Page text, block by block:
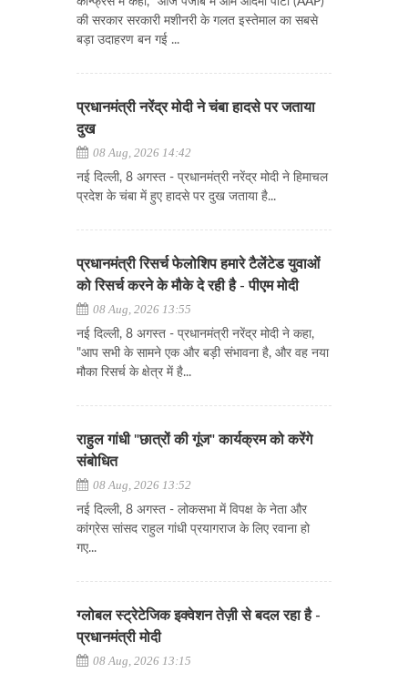
की सरकार सरकारी मशीनरी के गलत इस्तेमाल का सबसे
बड़ा उदाहरण बन गई ...
प्रधानमंत्री नरेंद्र मोदी ने चंबा हादसे पर जताया
दुख
08 Aug, 2026 14:42
नई दिल्ली, 8 अगस्त - प्रधानमंत्री नरेंद्र मोदी ने हिमाचल
प्रदेश के चंबा में हुए हादसे पर दुख जताया है...
प्रधानमंत्री रिसर्च फेलोशिप हमारे टैलेंटेड युवाओं
को रिसर्च करने के मौके दे रही है - पीएम मोदी
08 Aug, 2026 13:55
नई दिल्ली, 8 अगस्त - प्रधानमंत्री नरेंद्र मोदी ने कहा,
"आप सभी के सामने एक और बड़ी संभावना है, और वह नया
मौका रिसर्च के क्षेत्र में है...
राहुल गांधी "छात्रों की गूंज" कार्यक्रम को करेंगे
संबोधित
08 Aug, 2026 13:52
नई दिल्ली, 8 अगस्त - लोकसभा में विपक्ष के नेता और
कांग्रेस सांसद राहुल गांधी प्रयागराज के लिए रवाना हो
गए...
ग्लोबल स्ट्रेटेजिक इक्वेशन तेज़ी से बदल रहा है -
प्रधानमंत्री मोदी
08 Aug, 2026 13:15